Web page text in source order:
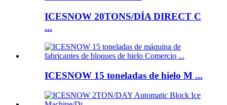
ICESNOW 20TONS/DÍA DIRECT C
...
ICESNOW 15 toneladas de hielo M ...